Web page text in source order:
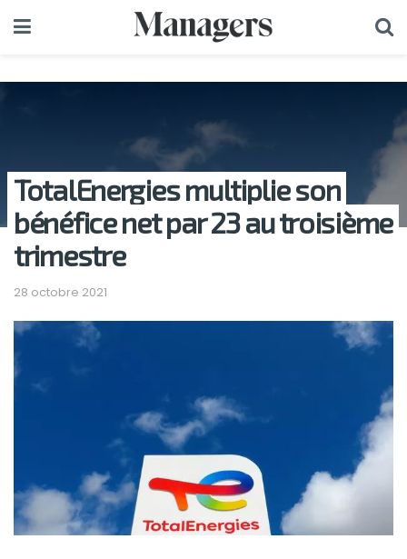
TotalEnergies multiplie son
bénéfice net par 23 au troisième
trimestre
28 octobre 2021